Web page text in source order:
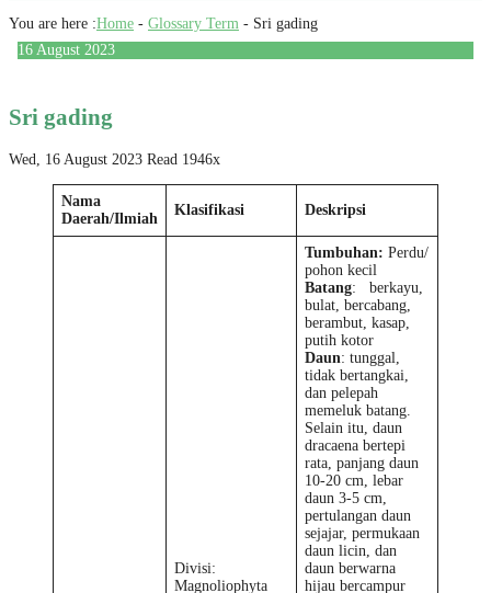
You are here :Home - Glossary Term - Sri gading
16 August 2023
Sri gading
Wed, 16 August 2023 Read 1946x
Nama
Daerah/Ilmiah
Klasifikasi Deskripsi
Divisi:
Magnoliophyta
Tumbuhan: Perdu/
pohon kecil
Batang: berkayu,
bulat, bercabang,
berambut, kasap,
putih kotor
Daun: tunggal,
tidak bertangkai,
dan pelepah
memeluk batang.
Selain itu, daun
dracaena bertepi
rata, panjang daun
10-20 cm, lebar
daun 3-5 cm,
pertulangan daun
sejajar, permukaan
daun licin, dan
daun berwarna
hijau bercampur